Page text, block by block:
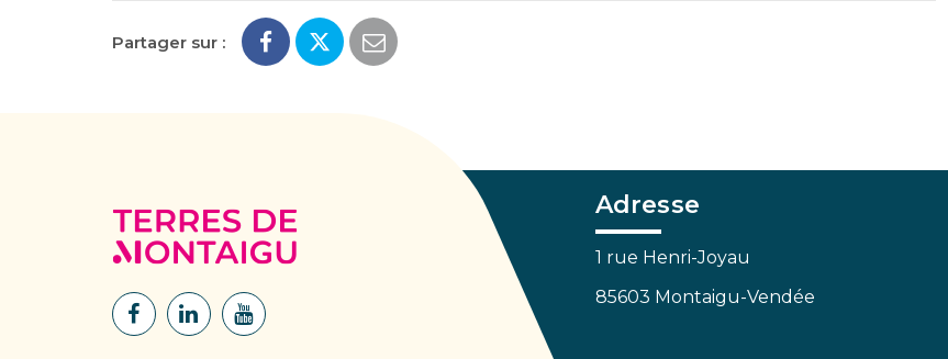
Partager sur :
Lien
Lien
Lien
Adresse
1 rue Henri-Joyau
85603 Montaigu-Vendée